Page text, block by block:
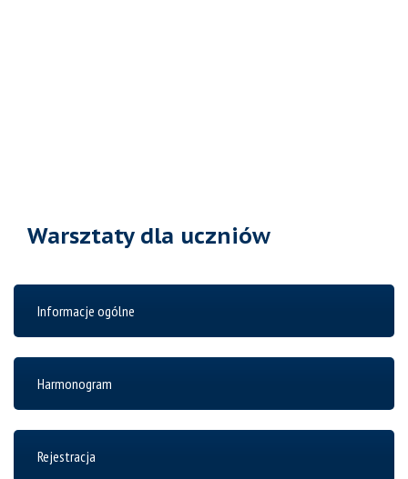
Warsztaty dla uczniów
Informacje ogólne
Harmonogram
Rejestracja